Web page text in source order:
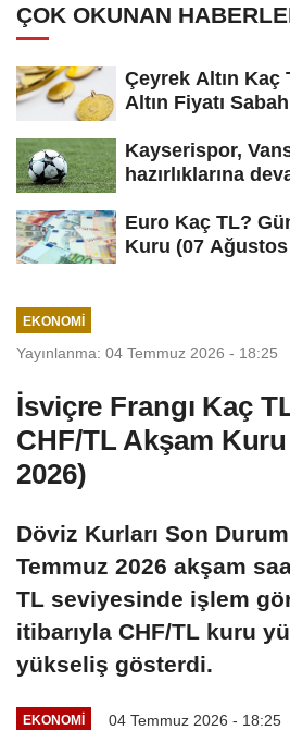
ÇOK OKUNAN
Çeyrek Altın
Altın Fiyatı
Kayserispor,
hazırlıklarına
Euro Kaç TL?
Kuru (07 Ağustos
EKONOMI
Yayınlanma: 04 Temmuz 2026 - 18:25
İsviçre Frangı Kaç
CHF/TL Akşam
2026)
Döviz Kurları Son
Temmuz 2026 akşam
TL seviyesinde işlem
itibarıyla CHF/TL kuru
yükseliş gösterdi.
EKONOMI 04 Temmuz 2026 - 18:25